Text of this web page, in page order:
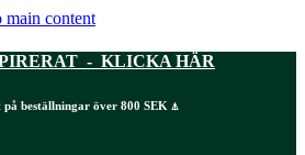
main content
- KLICKA HÄR
beställningar över 800 SEK ⍋